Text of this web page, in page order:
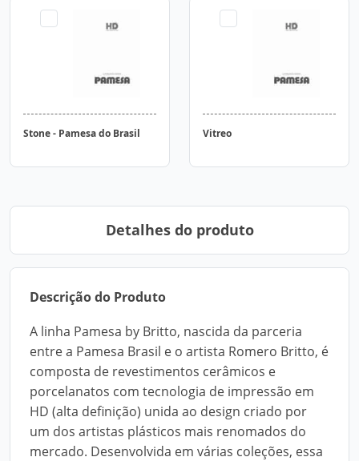
Stone - Pamesa do Brasil Vitreo
Detalhes do produto
Descrição do Produto
A linha Pamesa by Britto, nascida da parceria
entre a Pamesa Brasil e o artista Romero Britto, é
composta de revestimentos cerâmicos e
porcelanatos com tecnologia de impressão em
HD (alta definição) unida ao design criado por
um dos artistas plásticos mais renomados do
mercado. Desenvolvida em várias coleções, essa